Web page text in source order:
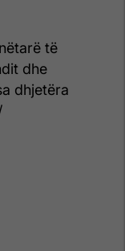
të
dhe
dhjetëra